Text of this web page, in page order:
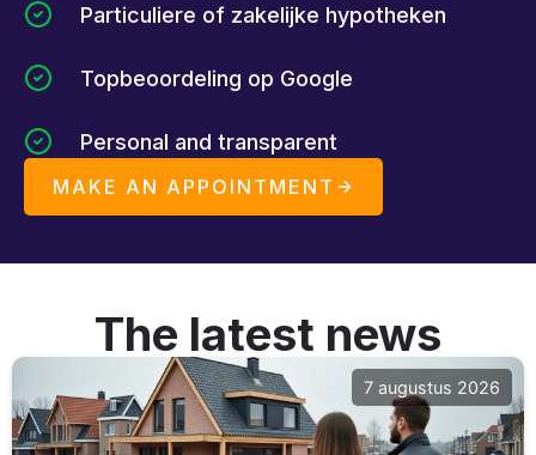
Particuliere of zakelijke hypotheken
Topbeoordeling op Google
Personal and transparent
MAKE AN APPOINTMENT
The latest news
7 augustus 2026